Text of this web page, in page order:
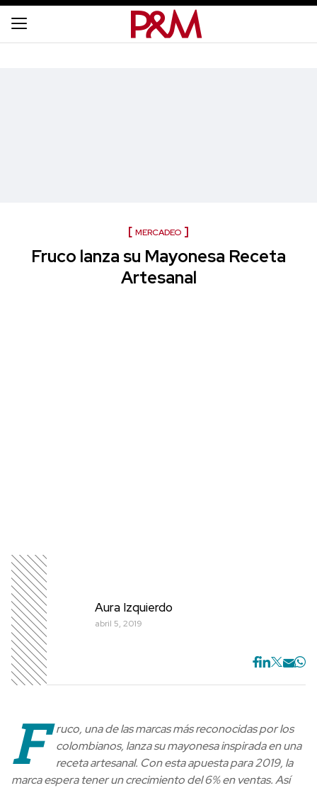
MERCADEO
Fruco lanza su Mayonesa Receta
Artesanal
Aura Izquierdo
abril 5, 2019
F
ruco, una de las marcas más reconocidas por los
colombianos, lanza su mayonesa inspirada en una
receta artesanal. Con esta apuesta para 2019, la
marca espera tener un crecimiento del 6% en ventas. Así